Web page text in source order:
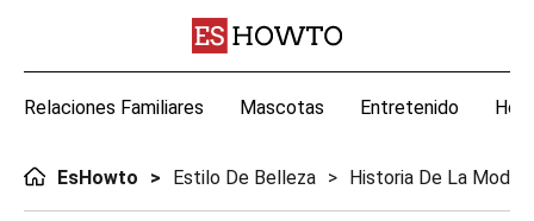
Relaciones Familiares Mascotas Entretenido
EsHowto Estilo De Belleza Historia De La Moda